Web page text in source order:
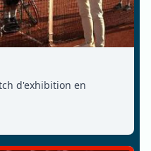
d'exhibition en